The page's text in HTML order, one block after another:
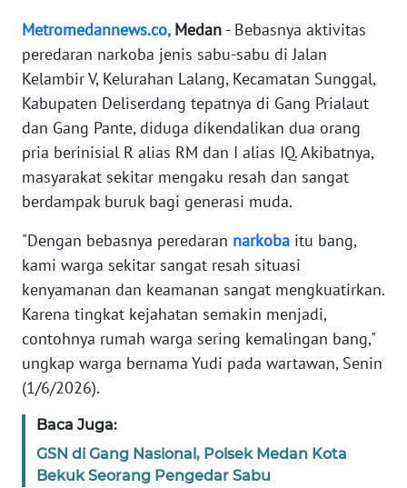
Metromedannews.co, Medan - Bebasnya aktivitas
peredaran narkoba jenis sabu-sabu di Jalan
Kelambir V, Kelurahan Lalang, Kecamatan Sunggal,
Kabupaten Deliserdang tepatnya di Gang Prialaut
dan Gang Pante, diduga dikendalikan dua orang
pria berinisial R alias RM dan I alias IQ. Akibatnya,
masyarakat sekitar mengaku resah dan sangat
berdampak buruk bagi generasi muda.
"Dengan bebasnya peredaran narkoba itu bang,
kami warga sekitar sangat resah situasi
kenyamanan dan keamanan sangat mengkuatirkan.
Karena tingkat kejahatan semakin menjadi,
contohnya rumah warga sering kemalingan bang,"
ungkap warga bernama Yudi pada wartawan, Senin
(1/6/2026).
Baca Juga:
GSN di Gang Nasional, Polsek Medan Kota
Bekuk Seorang Pengedar Sabu
DISCLAIMER
Wahana
News
Regional
WN
SUMUT
WN
WN
JABAR
WN
WN
NTT